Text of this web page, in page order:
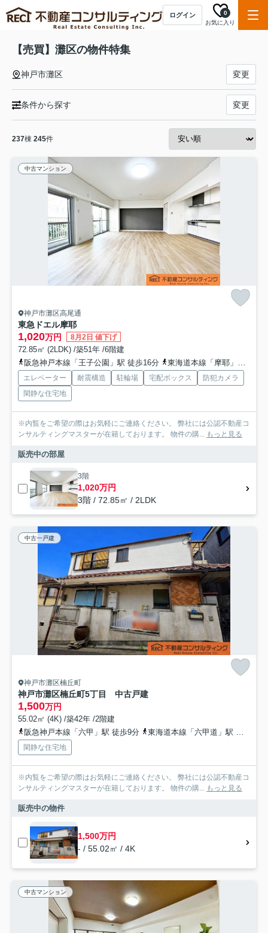
ログイン
お気に入り
0
【売買】灘区の物件特集
神戸市灘区 変更
条件から探す 変更
237棟 245件
中古マンション
神戸市灘区高尾通
東急ドエル摩耶
1,020万円 8月2日 値下げ
72.85㎡ (2LDK) /築51年 /6階建
阪急神戸本線「王子公園」駅 徒歩16分
東海道本線「摩耶」駅 徒歩21分
エレベーター 耐震構造 駐輪場 宅配ボックス
防犯カメラ
閑静な住宅地
※内覧をご希望の際はお気軽にご連絡ください。 弊社には公認不動産コ
ンサルティングマスターが在籍しております。 物件の購... もっと見る
販売中の部屋
3階
1,020万円
3階 / 72.85㎡ / 2LDK
中古一戸建
神戸市灘区楠丘町
神戸市灘区楠丘町5丁目 中古戸建
1,500万円
55.02㎡ (4K) /築42年 /2階建
阪急神戸本線「六甲」駅 徒歩9分
東海道本線「六甲道」駅 徒歩10分
閑静な住宅地
※内覧をご希望の際はお気軽にご連絡ください。 弊社には公認不動産コ
ンサルティングマスターが在籍しております。 物件の購... もっと見る
販売中の物件
1,500万円
- / 55.02㎡ / 4K
中古マンション